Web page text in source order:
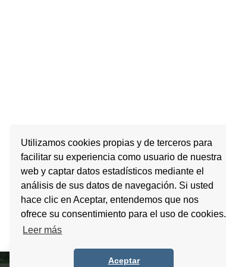
Utilizamos cookies propias y de terceros para
facilitar su experiencia como usuario de nuestra
web y captar datos estadísticos mediante el
análisis de sus datos de navegación. Si usted
hace clic en Aceptar, entendemos que nos
ofrece su consentimiento para el uso de cookies.
Leer más
Aceptar